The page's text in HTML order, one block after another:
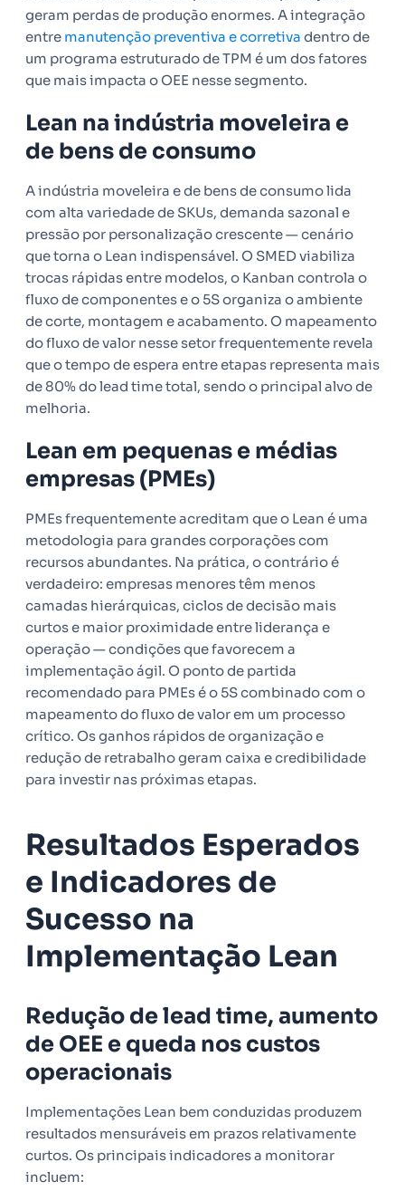
geram perdas de produção enormes. A integração
entre manutenção preventiva e corretiva dentro de
um programa estruturado de TPM é um dos fatores
que mais impacta o OEE nesse segmento.
Lean na indústria moveleira e
de bens de consumo
A indústria moveleira e de bens de consumo lida
com alta variedade de SKUs, demanda sazonal e
pressão por personalização crescente — cenário
que torna o Lean indispensável. O SMED viabiliza
trocas rápidas entre modelos, o Kanban controla o
fluxo de componentes e o 5S organiza o ambiente
de corte, montagem e acabamento. O mapeamento
do fluxo de valor nesse setor frequentemente revela
que o tempo de espera entre etapas representa mais
de 80% do lead time total, sendo o principal alvo de
melhoria.
Lean em pequenas e médias
empresas (PMEs)
PMEs frequentemente acreditam que o Lean é uma
metodologia para grandes corporações com
recursos abundantes. Na prática, o contrário é
verdadeiro: empresas menores têm menos
camadas hierárquicas, ciclos de decisão mais
curtos e maior proximidade entre liderança e
operação — condições que favorecem a
implementação ágil. O ponto de partida
recomendado para PMEs é o 5S combinado com o
mapeamento do fluxo de valor em um processo
crítico. Os ganhos rápidos de organização e
redução de retrabalho geram caixa e credibilidade
para investir nas próximas etapas.
Resultados Esperados
e Indicadores de
Sucesso na
Implementação Lean
Redução de lead time, aumento
de OEE e queda nos custos
operacionais
Implementações Lean bem conduzidas produzem
resultados mensuráveis em prazos relativamente
curtos. Os principais indicadores a monitorar
incluem: